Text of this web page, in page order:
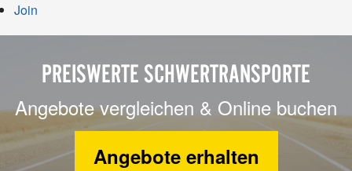
Join
PREISWERTE SCHWERTRANSPORTE
Angebote vergleichen & Online buchen
Angebote erhalten